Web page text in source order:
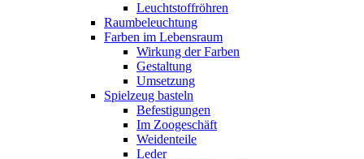
Leuchtstoffröhren
Raumbeleuchtung
Farben im Lebensraum
Wirkung der Farben
Gestaltung
Umsetzung
Spielzeug basteln
Befestigungen
Im Zoogeschäft
Weidenteile
Leder